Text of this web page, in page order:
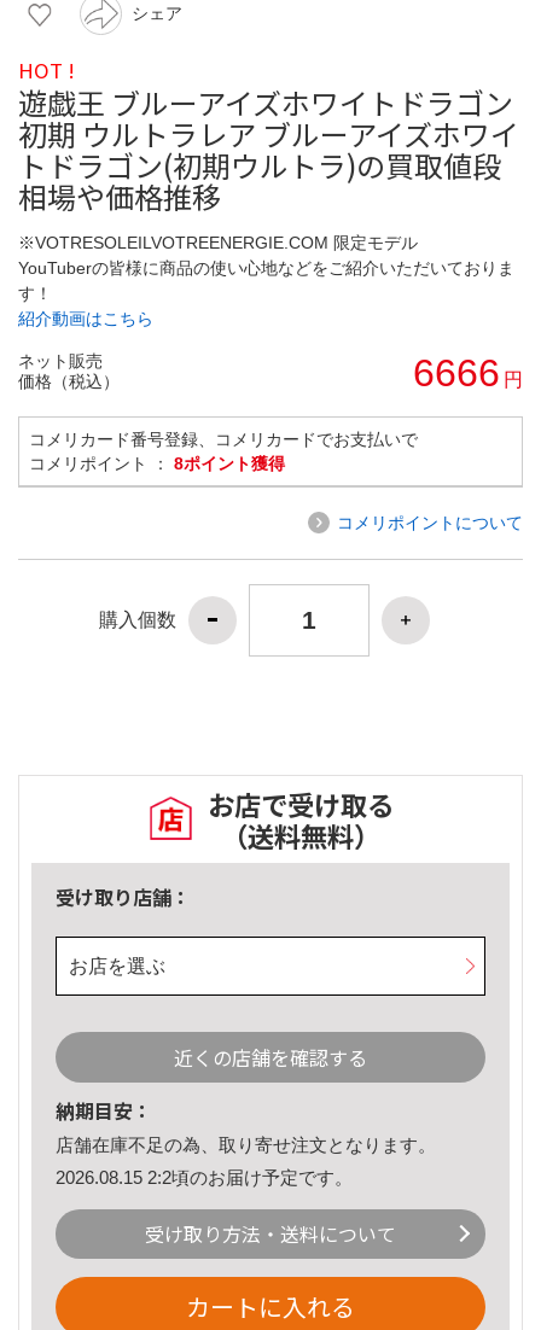
シェア
HOT !
遊戯王 ブルーアイズホワイトドラゴン
初期 ウルトラレア ブルーアイズホワイ
トドラゴン(初期ウルトラ)の買取値段
相場や価格推移
※VOTRESOLEILVOTREENERGIE.COM 限定モデル
YouTuberの皆様に商品の使い心地などをご紹介いただいておりま
す！
紹介動画はこちら
ネット販売
価格（税込）
6666 円
コメリカード番号登録、コメリカードでお支払いで
コメリポイント ： 8ポイント獲得
コメリポイントについて
購入個数
お店で受け取る
（送料無料）
受け取り店舗：
お店を選ぶ
近くの店舗を確認する
納期目安：
店舗在庫不足の為、取り寄せ注文となります。
2026.08.15 2:2頃のお届け予定です。
受け取り方法・送料について
カートに入れる